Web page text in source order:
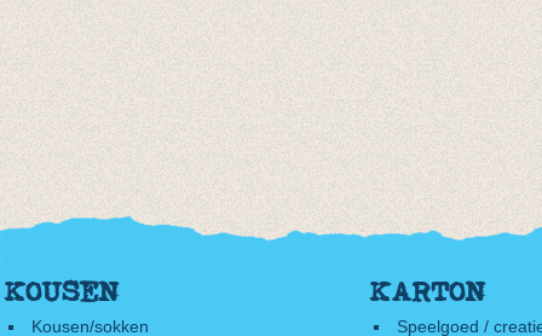
KOUSEN
Kousen/sokken
KARTON
Speelgoed /